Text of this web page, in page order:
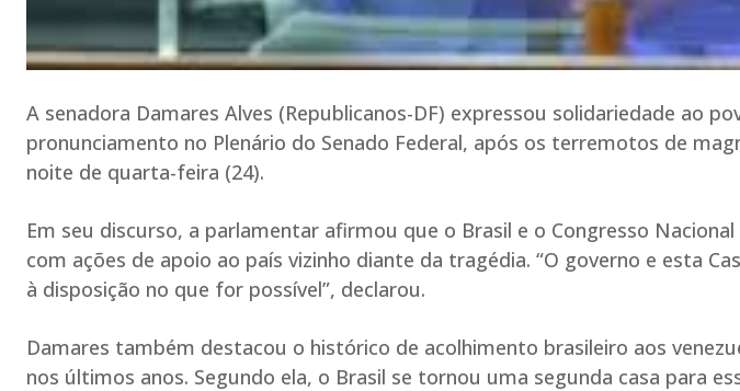
A senadora Damares Alves (Republicanos-DF) expressou solidariedade ao
pronunciamento no Plenário do Senado Federal, após os terremotos de
noite de quarta-feira (24).
Em seu discurso, a parlamentar afirmou que o Brasil e o Congresso
com ações de apoio ao país vizinho diante da tragédia. “O governo e esta
à disposição no que for possível”, declarou.
Damares também destacou o histórico de acolhimento brasileiro aos
nos últimos anos. Segundo ela, o Brasil se tornou uma segunda casa para